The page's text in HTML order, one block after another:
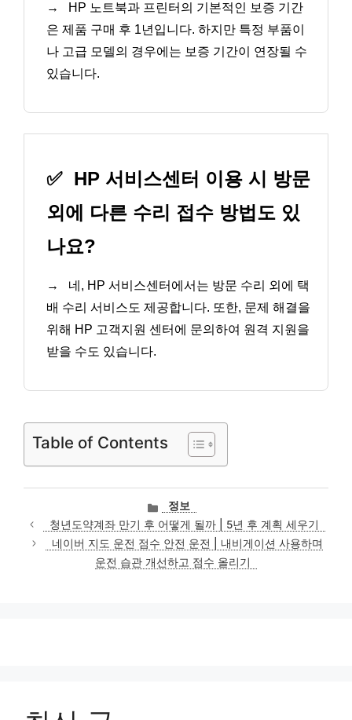
→
HP 노트북과 프린터의 기본적인 보증 기간
은 제품 구매 후 1년입니다. 하지만 특정 부품이
나 고급 모델의 경우에는 보증 기간이 연장될 수
있습니다.
✅ HP 서비스센터 이용 시 방문
외에 다른 수리 접수 방법도 있
나요?
→
네, HP 서비스센터에서는 방문 수리 외에 택
배 수리 서비스도 제공합니다. 또한, 문제 해결을
위해 HP 고객지원 센터에 문의하여 원격 지원을
받을 수도 있습니다.
Table of Contents
카
테
고
리
정보
청년도약계좌 만기 후 어떻게 될까 | 5년 후 계획 세우기
네이버 지도 운전 점수 안전 운전 | 내비게이션 사용하며
운전 습관 개선하고 점수 올리기